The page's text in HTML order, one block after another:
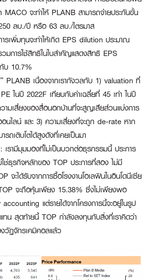
จะทำให้ PLANB สามารถจ่ายประกันขั้น
ลบ./ปี หรือ 63 ลบ./ไตรมาส
รเพิ่มทุนจะทำให้เกิด EPS dilution ประมาณ
วมการใช้สิทธิในใบสำคัญแสดงสิทธิ EPS
บ 10.7%
” PLANB เนื่องจากเรากังวลกับ 1) valuation ที่
ในปี 2022F เทียบกับค่าเฉลี่ยที่ 45 เท่า ในปี
ามเสี่ยงของสื่อนอกบ้านที่จะสูญเสียส่วนแบ่งการ
นไลน์ และ 3) ความเสี่ยงที่จะถูก de-rate หาก
รถเติบโตได้สูงดังที่เคยเป็นมา
เรามีมุมมองที่ไม่เป็นบวกต่อธุรกรรมนี้ ประการ
ใช่ธุรกิจหลักของ TOP ประการที่สอง ไม่มี
จะได้รับจากการซื้อโรงงานโอเลฟินในอินโดนีเซีย
จะถือหุ้นเพียง 15.38% ซึ่งไม่เพียงพอ
แต่รายได้จากโครงการนี้จะอยู่ในรูป
น สุดท้ายนี้ TOP กำลังลงทุนกับสิ่งที่เราคิดว่า
วัฏจักรเคมิคอลแล้ว